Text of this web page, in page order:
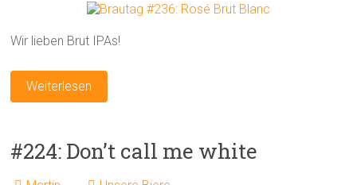
Wir lieben Brut IPAs!
Weiterlesen
#224: Don’t call me white